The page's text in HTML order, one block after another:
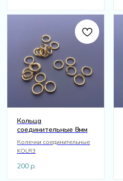
Кольца
соединительные 8мм
Колечки соединительные
KOLR3
200 р.